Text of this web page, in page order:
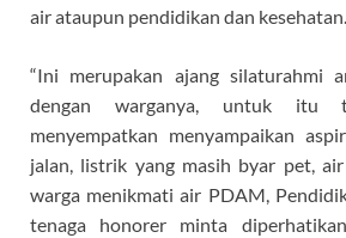
air ataupun pendidikan dan kesehatan.
“Ini merupakan ajang silaturahmi
dengan warganya, untuk itu
menyempatkan menyampaikan
jalan, listrik yang masih byar pet,
warga menikmati air PDAM,
tenaga honorer minta